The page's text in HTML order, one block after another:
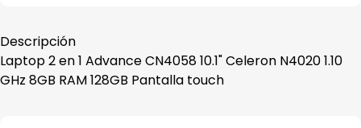
Descripción
Laptop 2 en 1 Advance CN4058 10.1" Celeron N4020 1.10
GHz 8GB RAM 128GB Pantalla touch